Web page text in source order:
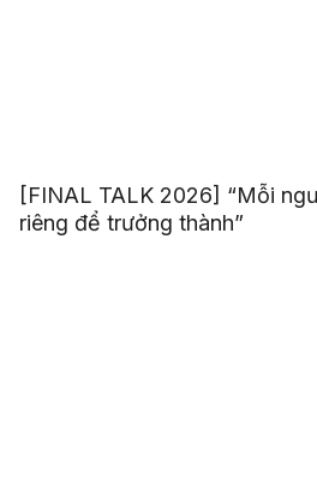
[FINAL TALK 2026] “Mỗi
riêng để trưởng thành”